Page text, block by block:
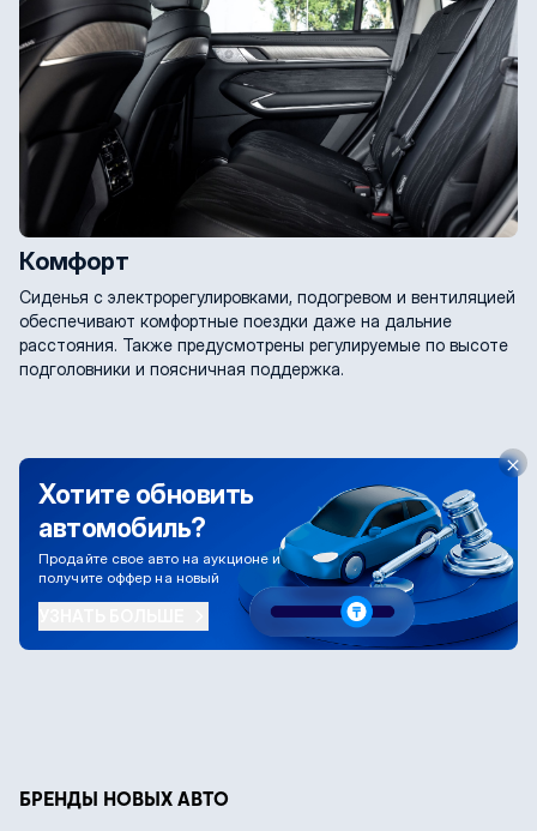
Комфорт
Сиденья с электрорегулировками, подогревом и вентиляцией
обеспечивают комфортные поездки даже на дальние
расстояния. Также предусмотрены регулируемые по высоте
подголовники и поясничная поддержка.
Хотите обновить
автомобиль?
Продайте свое авто на аукционе и
получите оффер на новый
БРЕНДЫ НОВЫХ АВТО